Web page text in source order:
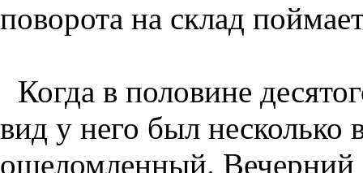
поворота на склад
Когда в половине
вид у него был несколько
ошеломленный.